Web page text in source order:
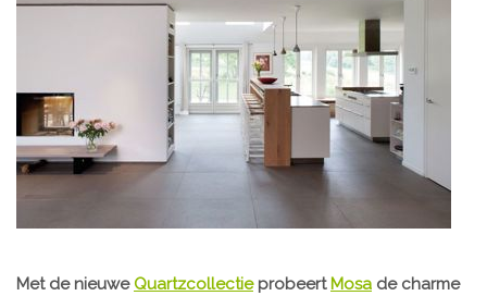
Met de nieuwe Quartzcollectieprobeert Mosa de charme